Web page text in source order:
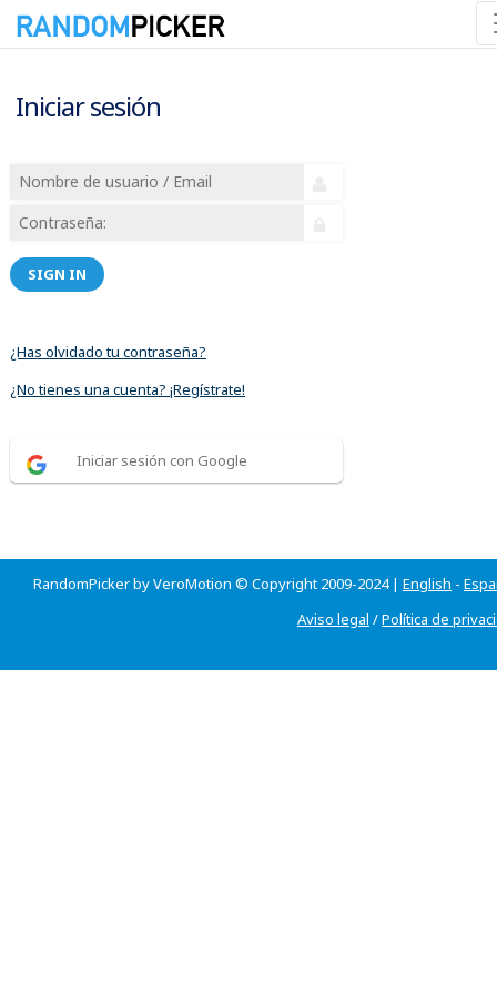
Iniciar sesión
SIGN IN
¿Has olvidado tu contraseña?
¿No tienes una cuenta? ¡Regístrate!
Iniciar sesión con Google
RandomPicker by VeroMotion © Copyright 2009-2024 | English -
Aviso legal /Política de